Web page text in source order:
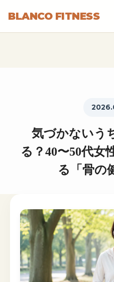
BLANCO FITNESS
気づかないう
る？40〜50代女
る「骨の